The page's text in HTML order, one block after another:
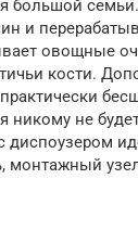
большой семьи.
и
овощные
кости.
никому не
диспоузером